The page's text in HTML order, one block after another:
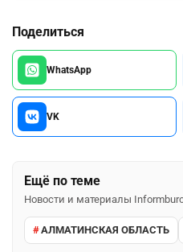
Поделиться
WhatsApp
VK
Ещё по теме
Новости и материалы
АЛМАТИНСКАЯ ОБЛАСТЬ